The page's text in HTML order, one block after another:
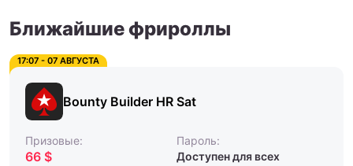
Ближайшие фрироллы
17:07 - 07 АВГУСТА
Bounty Builder HR Sat
Призовые:
66 $
Пароль:
Доступен для всех